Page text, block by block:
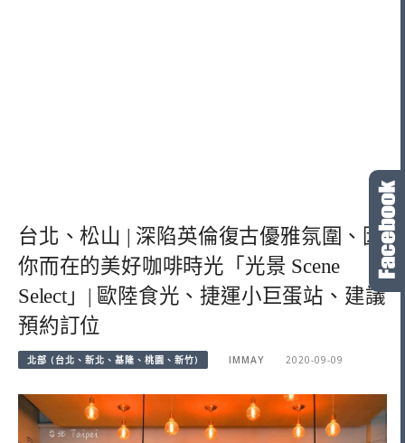
台北、松山 | 深陷英倫復古優雅氛圍、因
你而在的美好咖啡時光「光景 Scene
Select」| 歐陸食光、捷運小巨蛋站、建議
預約訂位
北部 (台北、新北、基隆、桃園、新竹) IMMAY 2020-09-09